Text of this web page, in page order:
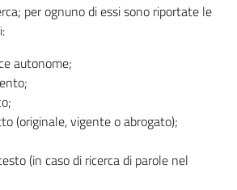
per ognuno di essi sono riportate le
autonome;
(originale, vigente o abrogato);
(in caso di ricerca di parole nel